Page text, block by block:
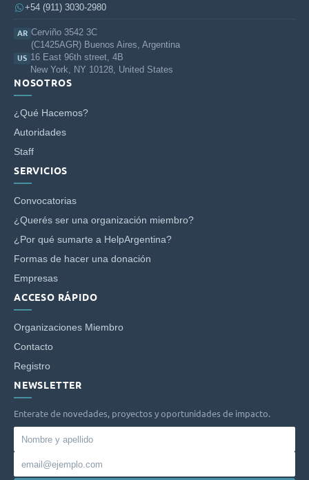
+54 (911) 3030-2980
AR Cerviño 3542 3C
(C1425AGR) Buenos Aires, Argentina
US 16 East 96th street, 4B
New York, NY 10128, United States
NOSOTROS
¿Qué Hacemos?
Autoridades
Staff
SERVICIOS
Convocatorias
¿Querés ser una organización miembro?
¿Por qué sumarte a HelpArgentina?
Formas de hacer una donación
Empresas
ACCESO RÁPIDO
Organizaciones Miembro
Contacto
Registro
NEWSLETTER
Enterate de novedades, proyectos y oportunidades de impacto.
Nombre
y
apellido